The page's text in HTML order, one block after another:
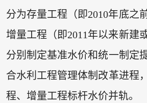
分为存量工程（即2010年底之
增量工程（即2011年以来新建
分别制定基准水价和统一制定
合水利工程管理体制改革进程
程、增量工程标杆水价并轨。